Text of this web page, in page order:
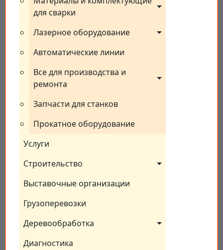
для сварки
Лазерное оборудование
Автоматические линии
Все для производства и
ремонта
Запчасти для станков
Прокатное оборудование
Услуги
Строительство
Выставочные организации
Грузоперевозки
Деревообработка
Диагностика